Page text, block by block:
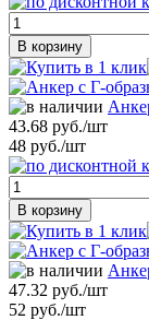
В корзину
43.68 руб./шт
48 руб./шт
В корзину
47.32 руб./шт
52 руб./шт